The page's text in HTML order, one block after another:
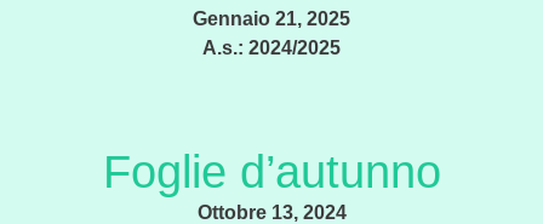
Gennaio 21, 2025
A.s.: 2024/2025
Foglie d’autunno
Ottobre 13, 2024